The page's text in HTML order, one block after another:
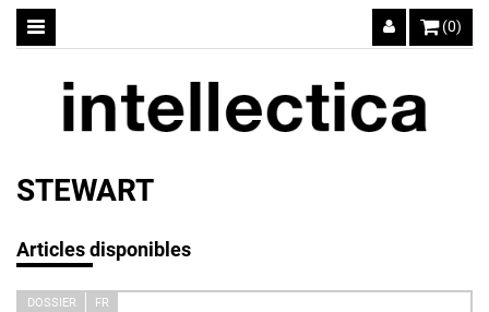
(0)
STEWART
Articles disponibles
DOSSIER
FR